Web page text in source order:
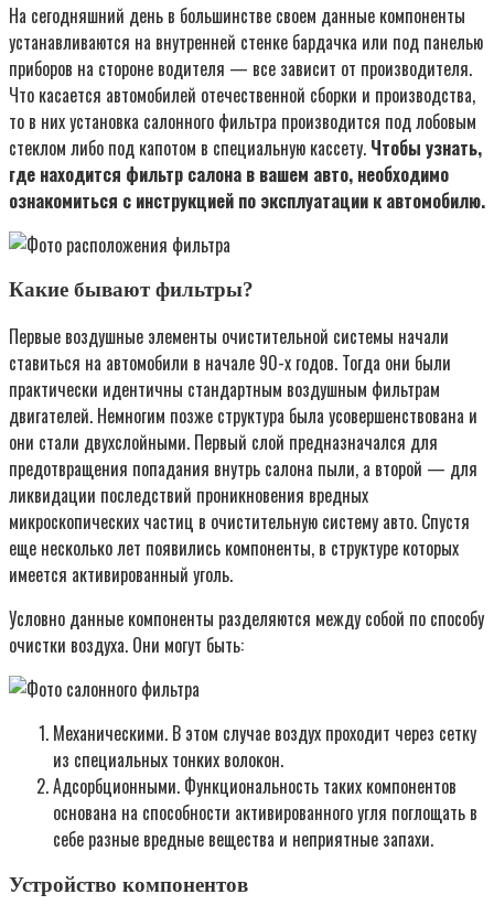
На сегодняшний день в большинстве своем данные компоненты
устанавливаются на внутренней стенке бардачка или под панелью
приборов на стороне водителя — все зависит от производителя.
Что касается автомобилей отечественной сборки и производства,
то в них установка салонного фильтра производится под лобовым
стеклом либо под капотом в специальную кассету. Чтобы узнать,
где находится фильтр салона в вашем авто, необходимо
ознакомиться с инструкцией по эксплуатации к автомобилю.
Какие бывают фильтры?
Первые воздушные элементы очистительной системы начали
ставиться на автомобили в начале 90-х годов. Тогда они были
практически идентичны стандартным воздушным фильтрам
двигателей. Немногим позже структура была усовершенствована и
они стали двухслойными. Первый слой предназначался для
предотвращения попадания внутрь салона пыли, а второй — для
ликвидации последствий проникновения вредных
микроскопических частиц в очистительную систему авто. Спустя
еще несколько лет появились компоненты, в структуре которых
имеется активированный уголь.
Условно данные компоненты разделяются между собой по способу
очистки воздуха. Они могут быть:
Механическими. В этом случае воздух проходит через сетку
из специальных тонких волокон.
Адсорбционными. Функциональность таких компонентов
основана на способности активированного угля поглощать в
себе разные вредные вещества и неприятные запахи.
Устройство компонентов